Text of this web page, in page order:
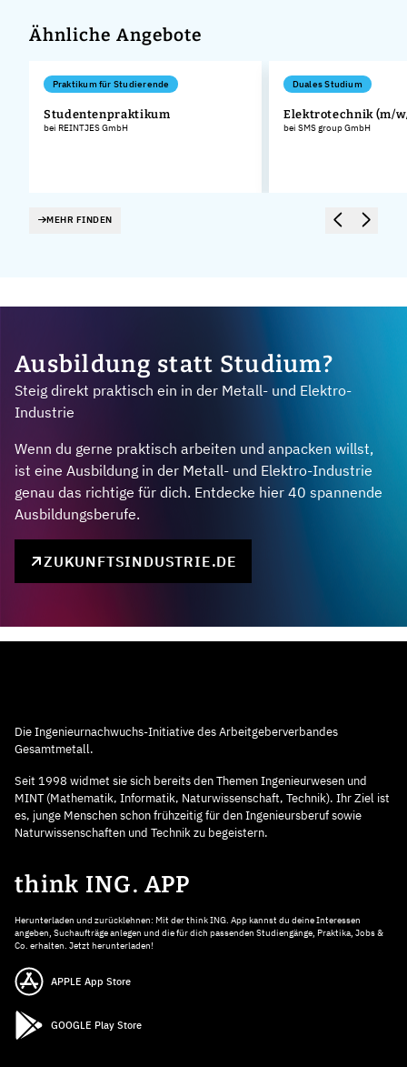
Ähnliche Angebote
Praktikum für Studierende
Studentenpraktikum
bei REINTJES GmbH
Duales Studium
Elektrotechnik (m/
bei SMS group GmbH
MEHR FINDEN
Ausbildung statt Studium?
Steig direkt praktisch ein in der Metall- und Elektro-
Industrie
Wenn du gerne praktisch arbeiten und anpacken willst,
ist eine Ausbildung in der Metall- und Elektro-Industrie
genau das richtige für dich. Entdecke hier 40 spannende
Ausbildungsberufe.
ZUKUNFTSINDUSTRIE.DE
Die Ingenieurnachwuchs-Initiative des Arbeitgeberverbandes
Gesamtmetall.
Seit 1998 widmet sie sich bereits den Themen Ingenieurwesen und
MINT (Mathematik, Informatik, Naturwissenschaft, Technik). Ihr Ziel ist
es, junge Menschen schon frühzeitig für den Ingenieursberuf sowie
Naturwissenschaften und Technik zu begeistern.
think ING. APP
Herunterladen und zurücklehnen: Mit der think ING. App kannst du deine Interessen
angeben, Suchaufträge anlegen und die für dich passenden Studiengänge, Praktika, Jobs &
Co. erhalten. Jetzt herunterladen!
APPLE App Store
GOOGLE Play Store